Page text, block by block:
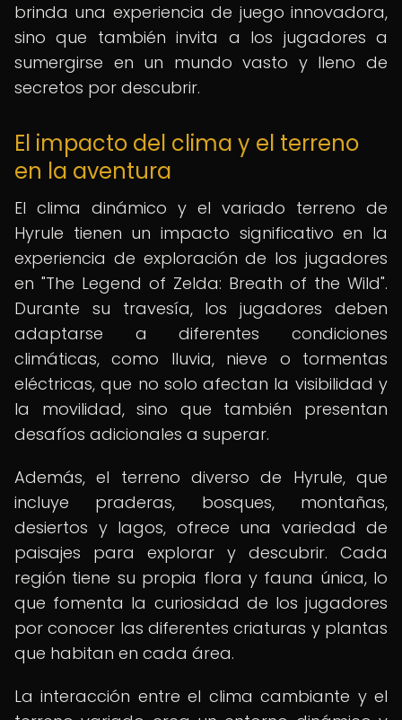
brinda una experiencia de juego innovadora,
sino que también invita a los jugadores a
sumergirse en un mundo vasto y lleno de
secretos por descubrir.
El impacto del clima y el terreno
en la aventura
El clima dinámico y el variado terreno de
Hyrule tienen un impacto significativo en la
experiencia de exploración de los jugadores
en "The Legend of Zelda: Breath of the Wild".
Durante su travesía, los jugadores deben
adaptarse a diferentes condiciones
climáticas, como lluvia, nieve o tormentas
eléctricas, que no solo afectan la visibilidad y
la movilidad, sino que también presentan
desafíos adicionales a superar.
Además, el terreno diverso de Hyrule, que
incluye praderas, bosques, montañas,
desiertos y lagos, ofrece una variedad de
paisajes para explorar y descubrir. Cada
región tiene su propia flora y fauna única, lo
que fomenta la curiosidad de los jugadores
por conocer las diferentes criaturas y plantas
que habitan en cada área.
La interacción entre el clima cambiante y el